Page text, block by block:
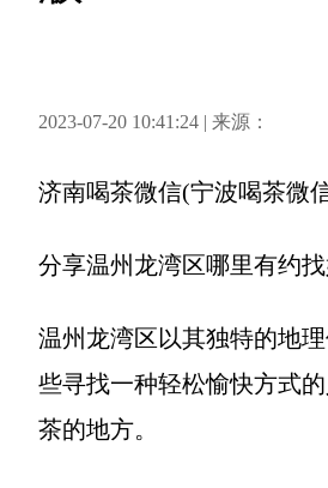
2023-07-20 10:41:24 | 来源：
济南喝茶微信(宁波喝茶微
分享温州龙湾区哪里有约
温州龙湾区以其独特的地
些寻找一种轻松愉快方式
茶的地方。